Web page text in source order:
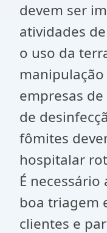
devem ser
atividades
o uso da
empresas
de
fômites
hospitalar
É
boa triagem
clientes e